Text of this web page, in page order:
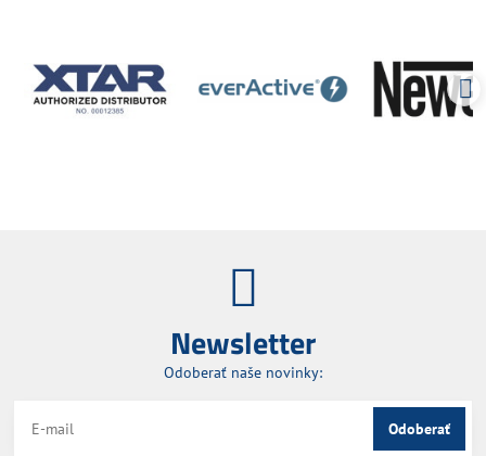
Newsletter
Odoberať naše novinky:
Odoberať